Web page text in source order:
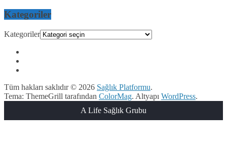
Kategoriler
Kategoriler
Tüm hakları saklıdır © 2026 Sağlık Platformu.
Tema: ThemeGrill tarafından ColorMag. Altyapı WordPress.
A Life Sağlık Grubu